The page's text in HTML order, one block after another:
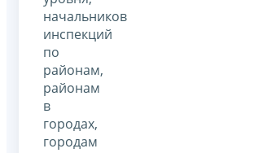
начальников
инспекций
по
районам,
районам
в
городах,
городам